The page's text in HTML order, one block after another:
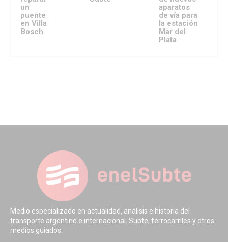
un
puente
en Villa
Bosch
aparatos
de vía para
la estación
Mar del
Plata
Medio especializado en actualidad, análisis e historia del
transporte argentino e internacional. Subte, ferrocarriles y otros
medios guiados.